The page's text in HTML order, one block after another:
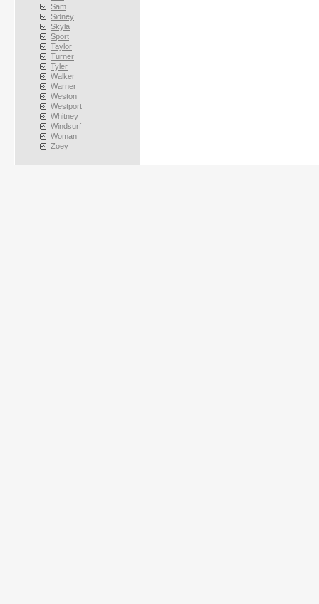
Sam
Sidney
Skyla
Sport
Taylor
Turner
Tyler
Walker
Warner
Weston
Westport
Whitney
Windsurf
Woman
Zoey